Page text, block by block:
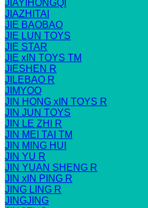
JIAYIHONGQI
JIAZHITAI
JIE BAOBAO
JIE LUN TOYS
JIE STAR
JIE xIN TOYS TM
JIESHEN R
JILEBAO R
JIMYOO
JIN HONG xIN TOYS R
JIN JUN TOYS
JIN LE ZHI R
JIN MEI TAI TM
JIN MING HUI
JIN YU R
JIN YUAN SHENG R
JIN xIN PING R
JING LING R
JINGJING